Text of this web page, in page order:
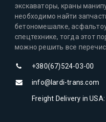
экскаваторы, краны
необходимо найти
бетономешалке,
спецтехнике, тогда этот
можно решить все
+380(67)524-03-00
info@lardi-trans.com
Freight Delivery in